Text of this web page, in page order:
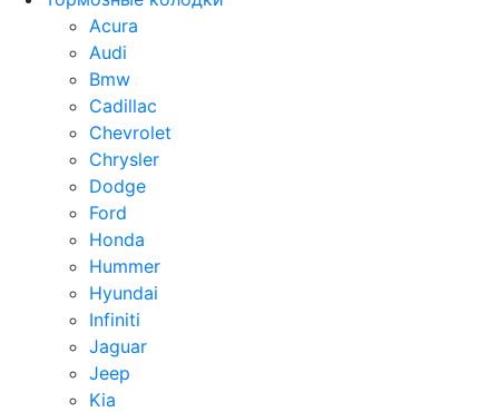
Acura
Audi
Bmw
Cadillac
Chevrolet
Chrysler
Dodge
Ford
Honda
Hummer
Hyundai
Infiniti
Jaguar
Jeep
Kia